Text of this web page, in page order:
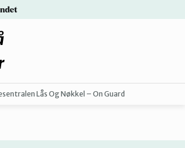
Lås Og Nøkkel – On Guard